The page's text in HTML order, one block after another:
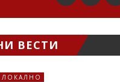
ВЕСТИ
ЛОКАЛНО